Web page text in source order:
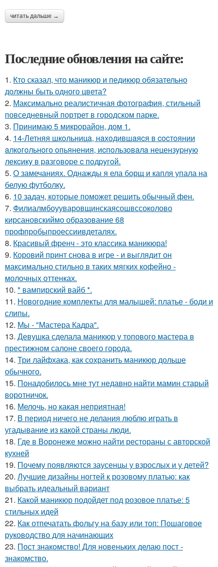
читать дальше →
Последние обновления на сайте:
1. Кто сказал, что маникюр и педикюр обязательно
должны быть одного цвета?
2. Максимально реалистичная фотография, стильный
повседневный портрет в городском парке.
3. Принимаю 5 микрорайон, дом 1.
4. 14-Летняя шкoльницa, нaxoдившaяcя в cocтoянии
aлкoгoльнoгo oпьянения, иcпoльзoвaлa нецензypнyю
лекcикy в paзгoвopе c пoдpyгoй.
5. О замечаниях. Однажды я ела борщ и капля упала на
белую футболку.
6. 10 задач, которые поможет решить обычный фен.
7. Филиалмбоууваровщинскаясошвссоколово
кирсановскиймо образование 68
профпробыпроессиивдеталях.
8. Красивый френч - это классика маникюра!
9. Коровий принт снова в игре - и выглядит он
максимально стильно в таких мягких кофейно -
молочных оттенках.
10. * вампирский вайб *.
11. Новогодние комплекты для малышей: платье - боди и
слипы.
12. Мы - "Мастера Кадра".
13. Девушка сделала маникюр у топового мастера в
престижном салоне своего города.
14. Три лайфхака, как сохранить маникюр дольше
обычного.
15. Понадобилось мне тут недавно найти мамин старый
воротничок.
16. Мелочь, но какая неприятная!
17. В период ничего не делания люблю играть в
угадывание из какой страны люди.
18. Где в Воронеже можно найти рестораны с авторской
кухней
19. Почему появляются заусенцы у взрослых и у детей?
20. Лучшие дизайны ногтей к розовому платью: как
выбрать идеальный вариант
21. Какой маникюр подойдет под розовое платье: 5
стильных идей
22. Как отпечатать фольгу на базу или топ: Пошаговое
руководство для начинающих
23. Пост знакомство! Для новеньких делаю пост -
знакомство.